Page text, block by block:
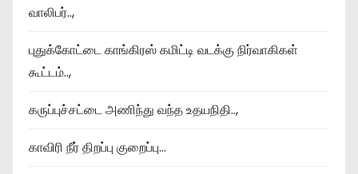
வாலிபர்..,
புதுக்கோட்டை காங்கிரஸ் கமிட்டி வடக்கு நிர்வாகிகள்
கூட்டம்..,
கருப்புச்சட்டை அணிந்து வந்த உதயநிதி..,
காவிரி நீர் திறப்பு குறைப்பு…